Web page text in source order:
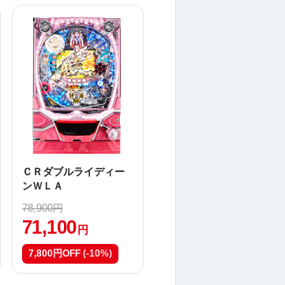
ＣＲダブルライディー
ンＷＬＡ
78,900円
71,100 円
7,800円OFF (-10%)